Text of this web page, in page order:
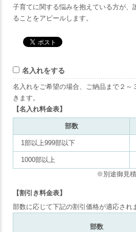
子育てに関する悩みを抱えている方が、
ることをアピールします。
名入れをする
名入れをご希望の場合、ご納品まで２～
きます。
【名入れ料金表】
部数
1部以上999部以下
1000部以上
※別途御見積
【割引き料金表】
部数に応じて下記の割引価格が適応され
部数